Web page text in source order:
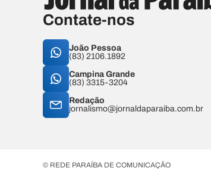
Contate-nos
João Pessoa
(83) 2106.1892
Campina Grande
(83) 3315-3204
Redação
jornalismo@jornaldaparaiba.com.br
© REDE PARAÍBA DE COMUNICAÇÃO